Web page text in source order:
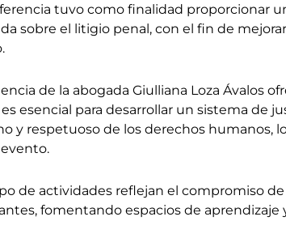
tuvo como finalidad proporcionar
sobre el litigio penal, con el fin de
de la abogada Giulliana Loza Ávalos
es esencial para desarrollar un sistema de
y respetuoso de los derechos humanos,
de actividades reflejan el compromiso
fomentando espacios de aprendizaje